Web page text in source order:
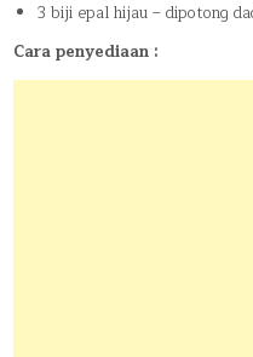
3 biji epal hijau – dipotong
Cara penyediaan :